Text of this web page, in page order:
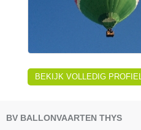
BEKIJK VOLLEDIG PROFIEL
BV BALLONVAARTEN THYS